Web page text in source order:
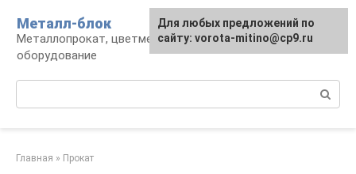
контенту
Металл-блок
Металлопрокат, цветмет, обработка и
оборудование
Главная » Прокат
Для любых предложений по
сайту: vorota-mitino@cp9.ru